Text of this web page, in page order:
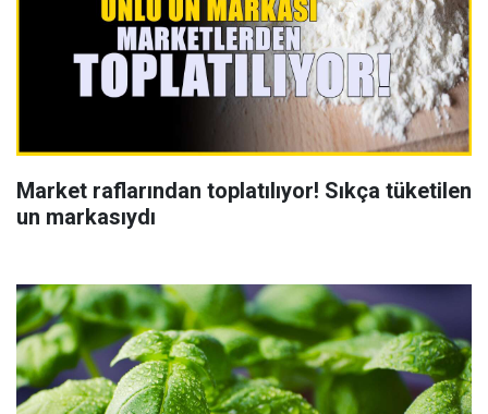
Market raflarından toplatılıyor! Sıkça tüketilen
un markasıydı